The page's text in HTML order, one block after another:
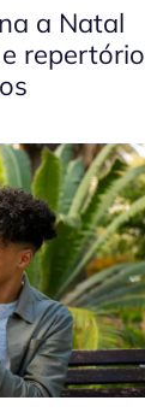
a Natal
repertório